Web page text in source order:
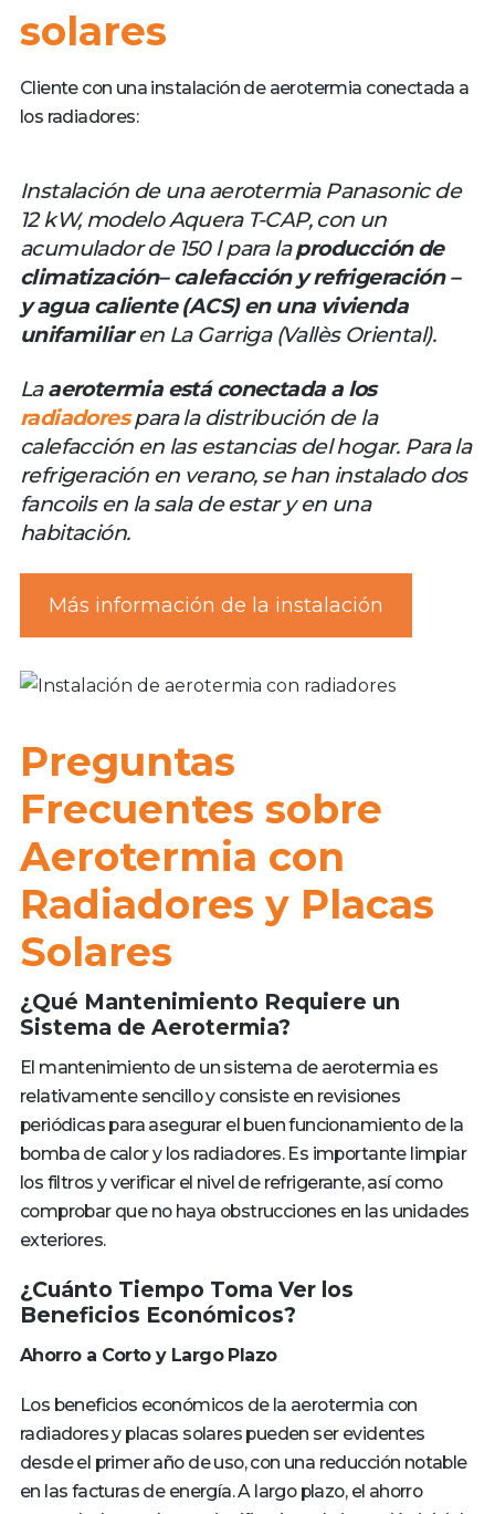
solares
Cliente con una instalación de aerotermia conectada a
los radiadores:
Instalación de una aerotermia Panasonic de
12 kW, modelo Aquera T-CAP, con un
acumulador de 150 l para laproducción de
climatización– calefacción y refrigeración –
y agua caliente (ACS) en una vivienda
unifamiliaren La Garriga (Vallès Oriental).
Laaerotermia está conectada a los
radiadores para la distribución de la
calefacción en las estancias del hogar. Para la
refrigeración en verano, se han instalado dos
fancoils en la sala de estar y en una
habitación.
Más información de la instalación
Preguntas
Frecuentes sobre
Aerotermia con
Radiadores y Placas
Solares
¿Qué Mantenimiento Requiere un
Sistema de Aerotermia?
El mantenimiento de un sistema de aerotermia es
relativamente sencillo y consiste en revisiones
periódicas para asegurar el buen funcionamiento de la
bomba de calor y los radiadores. Es importante limpiar
los filtros y verificar el nivel de refrigerante, así como
comprobar que no haya obstrucciones en las unidades
exteriores.
¿Cuánto Tiempo Toma Ver los
Beneficios Económicos?
Ahorro a Corto y Largo Plazo
Los beneficios económicos de la aerotermia con
radiadores y placas solares pueden ser evidentes
desde el primer año de uso, con una reducción notable
en las facturas de energía. A largo plazo, el ahorro